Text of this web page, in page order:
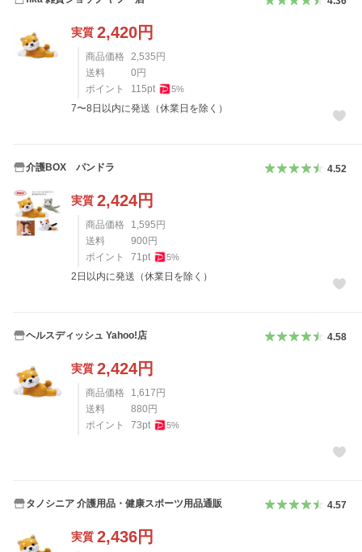
実質 2,420円
商品価格 2,535円
送料
0円
ポイント
115pt 5%
7〜8日以内に発送（休業日を除く）
介護BOX パンドラ 4.52
実質 2,424円
商品価格 1,595円
送料
900円
ポイント
71 pt 5%
2日以内に発送（休業日を除く）
ヘルスディッシュ Yahoo!店 4.58
実質 2,424円
商品価格 1,617円
送料
880円
ポイント
73pt 5%
タノシニア 介護用品・健康スポーツ用品通販 4.57
実質 2,436円